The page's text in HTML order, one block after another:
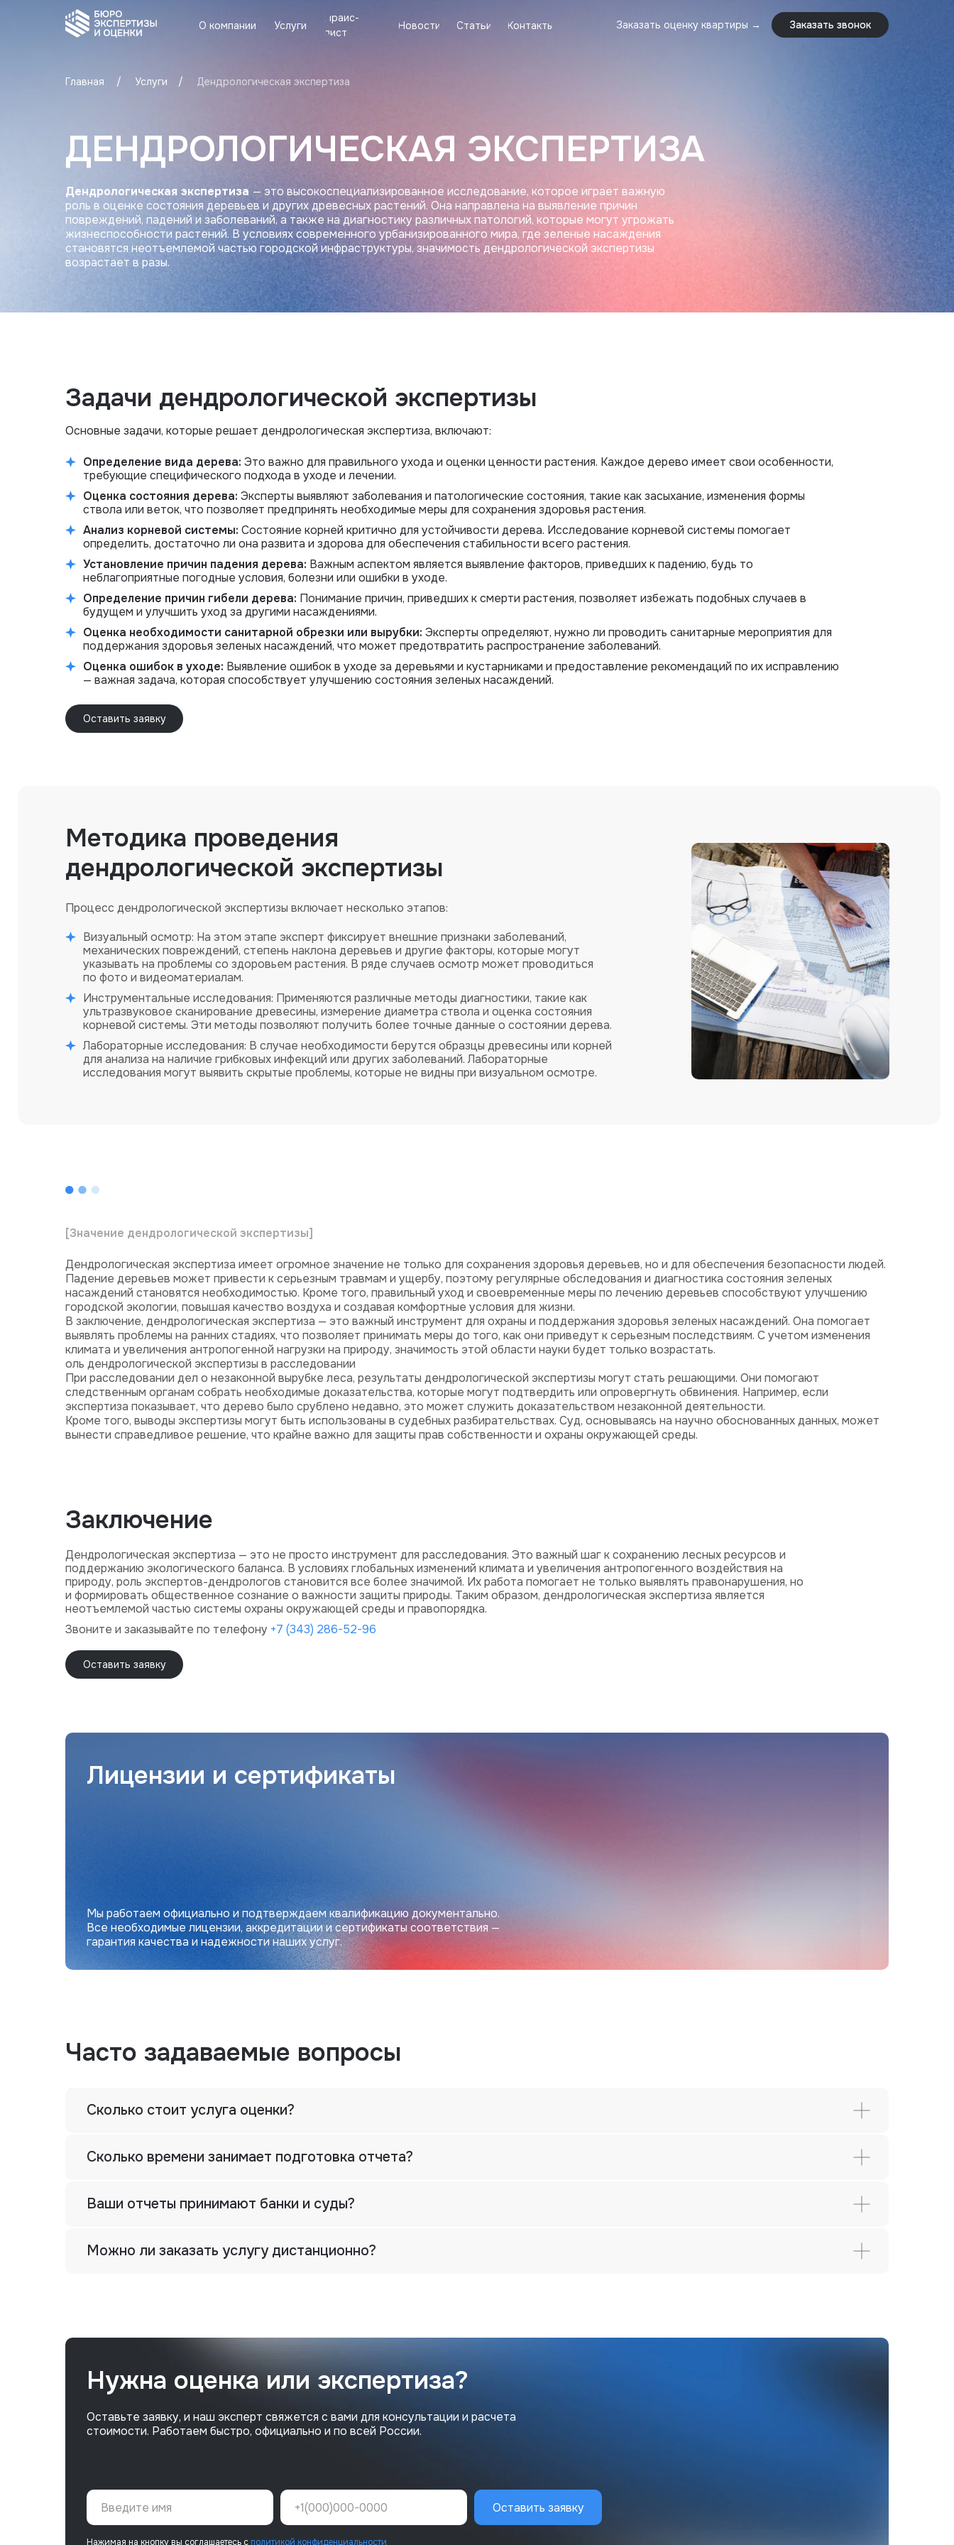
О компании Услуги
Прайс-
лист
Новости Статьи Контакты Заказать оценку квартиры → Заказать звонок
О компании Услуги
Прайс-
лист
Новости Статьи Контакты Заказать оценку квартиры → Заказать звонок
ДЕНДРОЛОГИЧЕСКАЯ ЭКСПЕРТИЗА
Главная Услуги Дендрологическая экспертиза
/ /
Дендрологическая экспертиза — это высокоспециализированное исследование, которое играет важную
роль в оценке состояния деревьев и других древесных растений. Она направлена на выявление причин
повреждений, падений и заболеваний, а также на диагностику различных патологий, которые могут угрожать
жизнеспособности растений. В условиях современного урбанизированного мира, где зеленые насаждения
становятся неотъемлемой частью городской инфраструктуры, значимость дендрологической экспертизы
возрастает в разы.
Задачи дендрологической экспертизы
Определение вида дерева: Это важно для правильного ухода и оценки ценности растения. Каждое дерево имеет свои особенности,
требующие специфического подхода в уходе и лечении.
Оценка состояния дерева: Эксперты выявляют заболевания и патологические состояния, такие как засыхание, изменения формы
ствола или веток, что позволяет предпринять необходимые меры для сохранения здоровья растения.
Анализ корневой системы: Состояние корней критично для устойчивости дерева. Исследование корневой системы помогает
определить, достаточно ли она развита и здорова для обеспечения стабильности всего растения.
Установление причин падения дерева: Важным аспектом является выявление факторов, приведших к падению, будь то
неблагоприятные погодные условия, болезни или ошибки в уходе.
Определение причин гибели дерева: Понимание причин, приведших к смерти растения, позволяет избежать подобных случаев в
будущем и улучшить уход за другими насаждениями.
Оценка необходимости санитарной обрезки или вырубки: Эксперты определяют, нужно ли проводить санитарные мероприятия для
поддержания здоровья зеленых насаждений, что может предотвратить распространение заболеваний.
Оценка ошибок в уходе: Выявление ошибок в уходе за деревьями и кустарниками и предоставление рекомендаций по их исправлению
— важная задача, которая способствует улучшению состояния зеленых насаждений.
Оставить заявку
Основные задачи, которые решает дендрологическая экспертиза, включают:
Методика проведения
дендрологической экспертизы
Процесс дендрологической экспертизы включает несколько этапов:
Визуальный осмотр: На этом этапе эксперт фиксирует внешние признаки заболеваний,
механических повреждений, степень наклона деревьев и другие факторы, которые могут
указывать на проблемы со здоровьем растения. В ряде случаев осмотр может проводиться
по фото и видеоматериалам.
Инструментальные исследования: Применяются различные методы диагностики, такие как
ультразвуковое сканирование древесины, измерение диаметра ствола и оценка состояния
корневой системы. Эти методы позволяют получить более точные данные о состоянии дерева.
Лабораторные исследования: В случае необходимости берутся образцы древесины или корней
для анализа на наличие грибковых инфекций или других заболеваний. Лабораторные
исследования могут выявить скрытые проблемы, которые не видны при визуальном осмотре.
[Значение дендрологической экспертизы]
Дендрологическая экспертиза имеет огромное значение не только для сохранения здоровья деревьев, но и для обеспечения безопасности людей.
Падение деревьев может привести к серьезным травмам и ущербу, поэтому регулярные обследования и диагностика состояния зеленых
насаждений становятся необходимостью. Кроме того, правильный уход и своевременные меры по лечению деревьев способствуют улучшению
городской экологии, повышая качество воздуха и создавая комфортные условия для жизни.
В заключение, дендрологическая экспертиза — это важный инструмент для охраны и поддержания здоровья зеленых насаждений. Она помогает
выявлять проблемы на ранних стадиях, что позволяет принимать меры до того, как они приведут к серьезным последствиям. С учетом изменения
климата и увеличения антропогенной нагрузки на природу, значимость этой области науки будет только возрастать.
оль дендрологической экспертизы в расследовании
При расследовании дел о незаконной вырубке леса, результаты дендрологической экспертизы могут стать решающими. Они помогают
следственным органам собрать необходимые доказательства, которые могут подтвердить или опровергнуть обвинения. Например, если
экспертиза показывает, что дерево было срублено недавно, это может служить доказательством незаконной деятельности.
Кроме того, выводы экспертизы могут быть использованы в судебных разбирательствах. Суд, основываясь на научно обоснованных данных, может
вынести справедливое решение, что крайне важно для защиты прав собственности и охраны окружающей среды.
Заключение
Дендрологическая экспертиза — это не просто инструмент для расследования. Это важный шаг к сохранению лесных ресурсов и
поддержанию экологического баланса. В условиях глобальных изменений климата и увеличения антропогенного воздействия на
природу, роль экспертов-дендрологов становится все более значимой. Их работа помогает не только выявлять правонарушения, но
и формировать общественное сознание о важности защиты природы. Таким образом, дендрологическая экспертиза является
неотъемлемой частью системы охраны окружающей среды и правопорядка.
Оставить заявку
Звоните и заказывайте по телефону +7 (343) 286-52-96
Лицензии и сертификаты
Мы работаем официально и подтверждаем квалификацию документально.
Все необходимые лицензии, аккредитации и сертификаты соответствия —
гарантия качества и надежности наших услуг.
Часто задаваемые вопросы
Сколько стоит услуга оценки?
Сколько времени занимает подготовка отчета?
Ваши отчеты принимают банки и суды?
Можно ли заказать услугу дистанционно?
Нужна оценка или экспертиза?
Оставьте заявку, и наш эксперт свяжется с вами для консультации и расчета
стоимости. Работаем быстро, официально и по всей России.
Оставить заявку
Нажимая на кнопку вы соглашаетесь с политикой конфиденциальности